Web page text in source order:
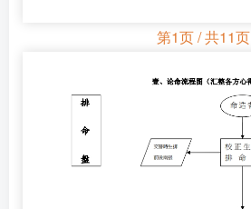
第1页 / 共11页